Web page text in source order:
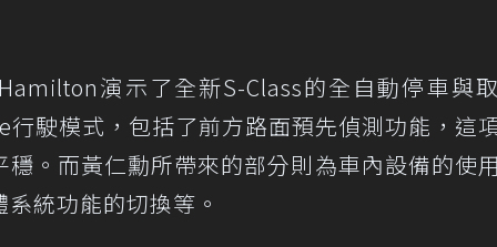
演示了全新S-Class的全自動停車與
駛模式，包括了前方路面預先偵測功能，這
。而黃仁勳所帶來的部分則為車內設備的使
統功能的切換等。